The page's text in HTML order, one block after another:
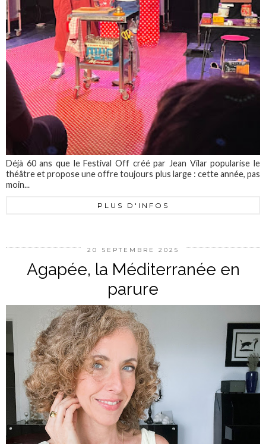
Déjà 60 ans que le Festival Off créé par Jean Vilar popularise le
théâtre et propose une offre toujours plus large : cette année, pas
moin...
PLUS D'INFOS
20 SEPTEMBRE 2025
Agapée, la Méditerranée en
parure